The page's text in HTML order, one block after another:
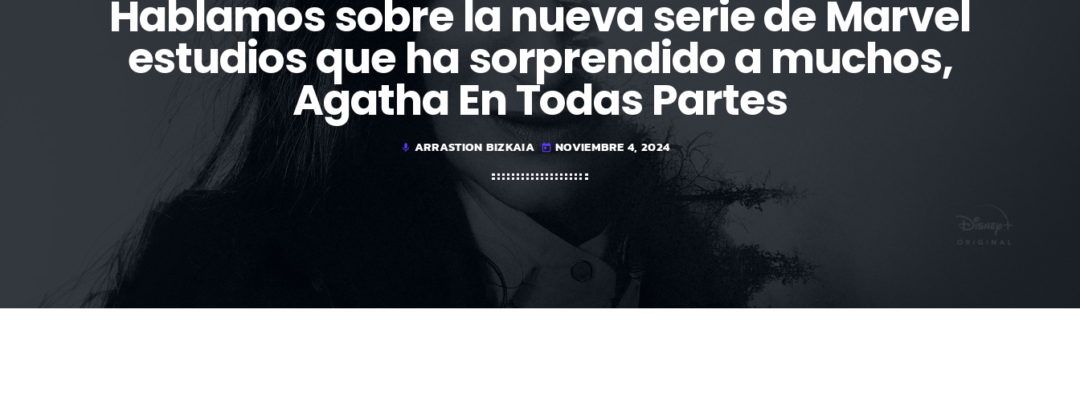
Hablamos sobre la nueva serie de Marvel
estudios que ha sorprendido a muchos,
Agatha En Todas Partes
mic ARRASTION BIZKAIA today NOVIEMBRE 4, 2024